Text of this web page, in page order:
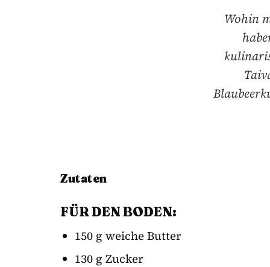
Wohin
Zutaten
FÜR DEN BODEN:
150 g weiche Butter
130 g Zucker